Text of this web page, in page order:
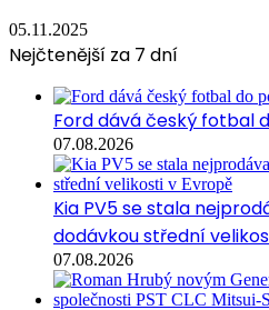
05.11.2025
Nejčtenější za 7 dní
Ford dává český fotbal
07.08.2026
Kia PV5 se stala
dodávkou střední
07.08.2026